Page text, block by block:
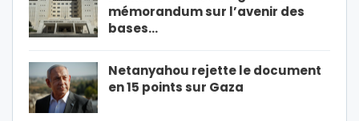
mémorandum sur l’avenir des
bases…
Netanyahou rejette le document
en 15 points sur Gaza